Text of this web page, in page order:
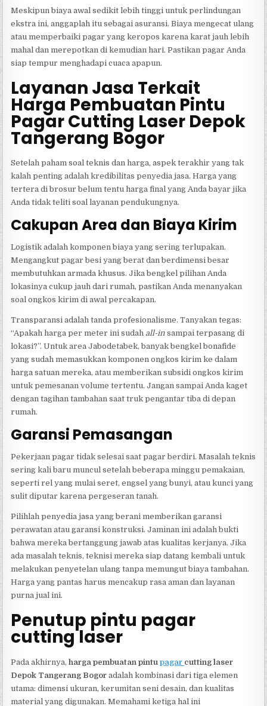
Meskipun biaya awal sedikit lebih tinggi untuk perlindungan
ekstra ini, anggaplah itu sebagai asuransi. Biaya mengecat ulang
atau memperbaiki pagar yang keropos karena karat jauh lebih
mahal dan merepotkan di kemudian hari. Pastikan pagar Anda
siap tempur menghadapi cuaca apapun.
Layanan Jasa Terkait
Harga Pembuatan Pintu
Pagar Cutting Laser Depok
Tangerang Bogor
Setelah paham soal teknis dan harga, aspek terakhir yang tak
kalah penting adalah kredibilitas penyedia jasa. Harga yang
tertera di brosur belum tentu harga final yang Anda bayar jika
Anda tidak teliti soal layanan pendukungnya.
Cakupan Area dan Biaya Kirim
Logistik adalah komponen biaya yang sering terlupakan.
Mengangkut pagar besi yang berat dan berdimensi besar
membutuhkan armada khusus. Jika bengkel pilihan Anda
lokasinya cukup jauh dari rumah, pastikan Anda menanyakan
soal ongkos kirim di awal percakapan.
Transparansi adalah tanda profesionalisme. Tanyakan tegas:
“Apakah harga per meter ini sudah all-in sampai terpasang di
lokasi?”. Untuk area Jabodetabek, banyak bengkel bonafide
yang sudah memasukkan komponen ongkos kirim ke dalam
harga satuan mereka, atau memberikan subsidi ongkos kirim
untuk pemesanan volume tertentu. Jangan sampai Anda kaget
dengan tagihan tambahan saat truk pengantar tiba di depan
rumah.
Garansi Pemasangan
Pekerjaan pagar tidak selesai saat pagar berdiri. Masalah teknis
sering kali baru muncul setelah beberapa minggu pemakaian,
seperti rel yang mulai seret, engsel yang bunyi, atau kunci yang
sulit diputar karena pergeseran tanah.
Pilihlah penyedia jasa yang berani memberikan garansi
perawatan atau garansi konstruksi. Jaminan ini adalah bukti
bahwa mereka bertanggung jawab atas kualitas kerjanya. Jika
ada masalah teknis, teknisi mereka siap datang kembali untuk
melakukan penyetelan ulang tanpa memungut biaya tambahan.
Harga yang pantas harus mencakup rasa aman dan layanan
purna jual ini.
Penutup pintu pagar
cutting laser
Pada akhirnya,harga pembuatan pintupagar cutting laser
Depok Tangerang Bogor adalah kombinasi dari tiga elemen
utama: dimensi ukuran, kerumitan seni desain, dan kualitas
material yang digunakan. Memahami ketiga hal ini